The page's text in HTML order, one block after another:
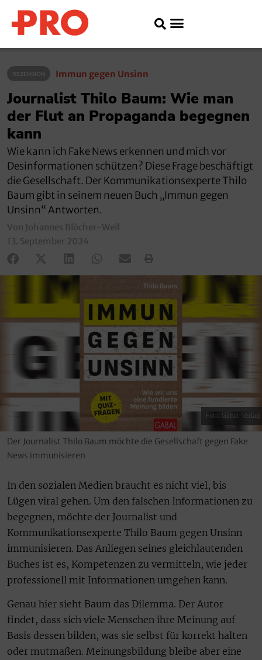
REZENSION Immun gegen Unsinn
Journalist Thilo Baum: Wie man
der Flut an Propaganda begegnen
kann
Wie kann ich Fake News erkennen und mich vor
Desinformationen schützen? Diese Frage beschäftigt
die Gesellschaft. Der Kommunikationsexperte Thilo
Baum gibt in seinem neuen Buch „Immun gegen
Unsinn“ Antworten.
Von Johannes Blöcher-Weil
13. September 2024
Foto: Gabal-Verlag
Der Journalist Thilo Baum möchte die Gesellschaft gegen Fake
News immunisieren
In den sozialen Medien braucht es nicht viel, bis
Lügen viral gehen. Um den falschen Informationen zu
begegnen, möchte der Journalist und
Kommunikationsexperte Thilo Baum gegen Unsinn
immunisieren. Das Anliegen seines gleichlautenden
Buches ist es, Kompetenzen zu vermitteln, wie jeder
professionell mit Informationen umgehen kann.
Genau hier sieht Baum das Dilemma. Der Autor
findet, dass sich viele Menschen ihre Meinung auf
Basis dessen bilden, was sie selbst für korrekt halten
oder mutmaßen. Meinungsbildung bleibe aber eine